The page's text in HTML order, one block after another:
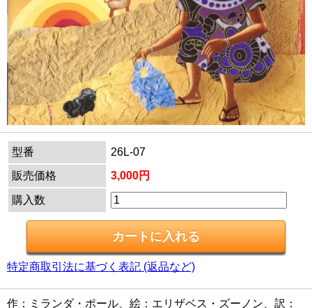
型番
26L-07
販売価格
3,000円
購入数
特定商取引法に基づく表記 (返品など)
作：ミランダ・ポール、絵：エリザベス・ズーノン、訳：